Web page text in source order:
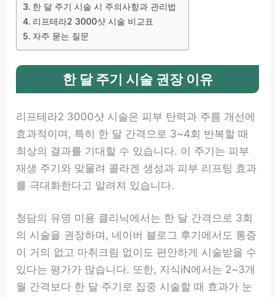
한 달 주기 시술 시 주의사항과 관리법
리프테라2 3000샷 시술 비교표
자주 묻는 질문
한 달 주기 시술 권장 이유
리프테라2 3000샷 시술은 피부 탄력과 주름 개선에
효과적이며, 특히 한 달 간격으로 3~4회 반복할 때
최상의 결과를 기대할 수 있습니다. 이 주기는 피부
재생 주기와 맞물려 콜라겐 생성과 피부 리프팅 효과
를 극대화한다고 알려져 있습니다.
청담의 유명 미용 클리닉에서는 한 달 간격으로 3회
의 시술을 권장하며, 네이버 블로그 후기에서도 통증
이 거의 없고 마취크림 없이도 편안하게 시술받을 수
있다는 평가가 많습니다. 또한, 지식iN에서는 2~3개
월 간격보다 한 달 주기로 집중 시술할 때 효과가 눈